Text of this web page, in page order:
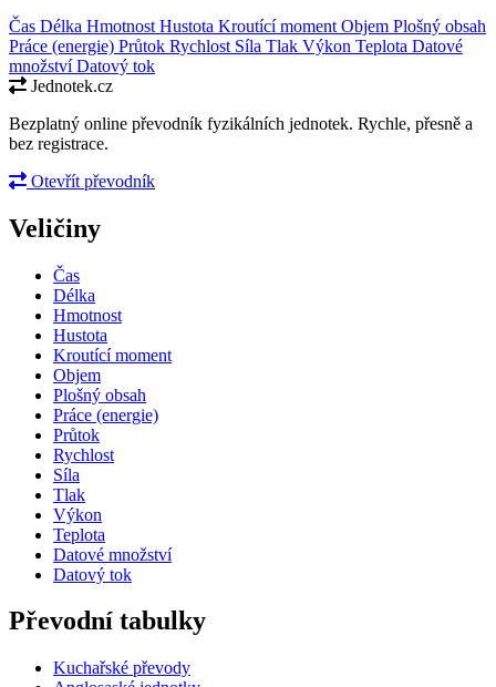
Čas Délka Hmotnost Hustota Kroutící moment Objem Plošný obsah
Práce (energie) Průtok Rychlost Síla Tlak Výkon Teplota Datové
množstvíDatový tok
Jednotek.cz
Bezplatný online převodník fyzikálních jednotek. Rychle, přesně a
bez registrace.
Otevřít převodník
Veličiny
Čas
Délka
Hmotnost
Hustota
Kroutící moment
Objem
Plošný obsah
Práce (energie)
Průtok
Rychlost
Síla
Tlak
Výkon
Teplota
Datové množství
Datový tok
Převodní tabulky
Kuchařské převody